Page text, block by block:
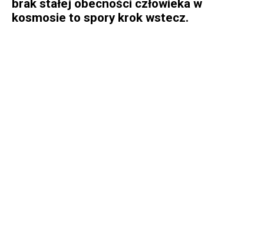
brak stałej obecności człowieka w
kosmosie to spory krok wstecz.